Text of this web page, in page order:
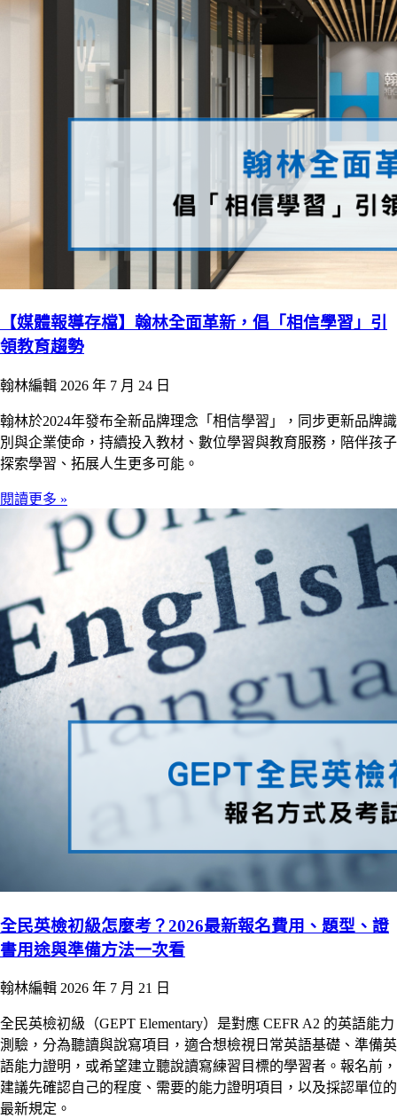
【媒體報導存檔】翰林全面革新，倡「相信學習」引
領教育趨勢
翰林編輯 2026 年 7 月 24 日
翰林於2024年發布全新品牌理念「相信學習」，同步更新品牌識
別與企業使命，持續投入教材、數位學習與教育服務，陪伴孩子
探索學習、拓展人生更多可能。
閱讀更多 »
全民英檢初級怎麼考？2026最新報名費用、題型、證
書用途與準備方法一次看
翰林編輯 2026 年 7 月 21 日
全民英檢初級（GEPT Elementary）是對應 CEFR A2 的英語能力
測驗，分為聽讀與說寫項目，適合想檢視日常英語基礎、準備英
語能力證明，或希望建立聽說讀寫練習目標的學習者。報名前，
建議先確認自己的程度、需要的能力證明項目，以及採認單位的
最新規定。